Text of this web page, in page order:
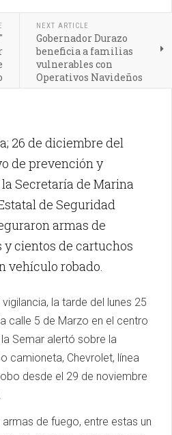
NEXT ARTICLE
Gobernador Durazo
beneficia a familias
vulnerables con
Operativos Navideños
26 de diciembre del
de prevención y
Secretaría de Marina
de Seguridad
armas de
y cientos de cartuchos
vehículo robado.
la tarde del lunes 25
calle 5 de Marzo en el centro
Semar alertó sobre la
camioneta, Chevrolet, línea
desde el 29 de noviembre
de fuego, entre estas un